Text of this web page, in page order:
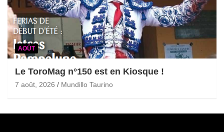
AOÛT
Le ToroMag n°150 est en Kiosque !
7 août, 2026 Mundillo Taurino